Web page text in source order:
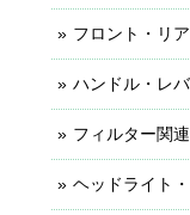
フロント・リ
ハンドル・レ
フィルター関連
ヘッドライト